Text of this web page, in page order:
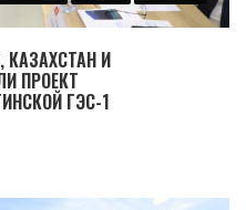
И
ПРОЕКТ
ГЭС-1